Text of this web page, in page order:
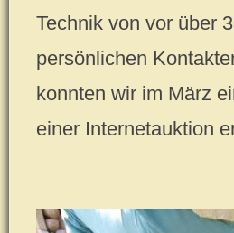
Technik von vor über
persönlichen
konnten wir im März
einer Internetauktion